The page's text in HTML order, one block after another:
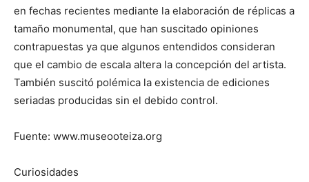
en fechas recientes mediante la elaboración de réplicas a
tamaño monumental, que han suscitado opiniones
contrapuestas ya que algunos entendidos consideran
que el cambio de escala altera la concepción del artista.
También suscitó polémica la existencia de ediciones
seriadas producidas sin el debido control.
Fuente: www.museooteiza.org
Curiosidades